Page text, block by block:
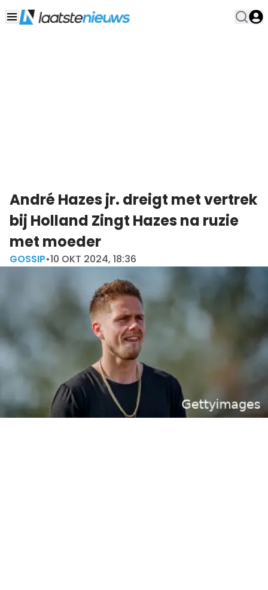
André Hazes jr. dreigt met vertrek
bij Holland Zingt Hazes na ruzie
met moeder
GOSSIP•10 OKT 2024, 18:36